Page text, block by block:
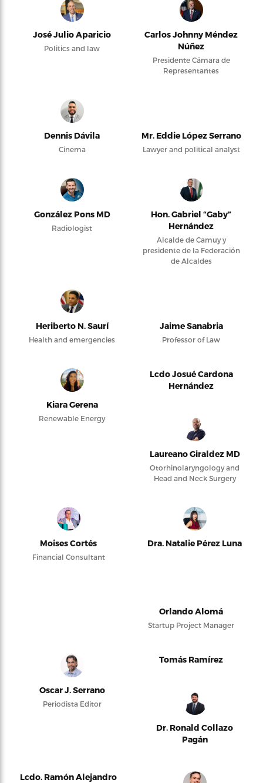
José Julio Aparicio
Politics and law
Carlos Johnny Méndez
Núñez
Presidente Cámara de
Representantes
Dennis Dávila
Cinema
Mr. Eddie López Serrano
Lawyer and political analyst
González Pons MD
Radiologist
Hon. Gabriel “Gaby”
Hernández
Alcalde de Camuy y
presidente de la Federación
de Alcaldes
Heriberto N. Saurí
Health and emergencies
Jaime Sanabria
Professor of Law
Kiara Gerena
Renewable Energy
Lcdo Josué Cardona
Hernández
Laureano Giraldez MD
Otorhinolaryngology and
Head and Neck Surgery
Moises Cortés
Financial Consultant
Dra. Natalie Pérez Luna
Orlando Alomá
Startup Project Manager
Oscar J. Serrano
Periodista Editor
Tomás Ramírez
Dr. Ronald Collazo
Pagán
Lcdo. Ramón Alejandro